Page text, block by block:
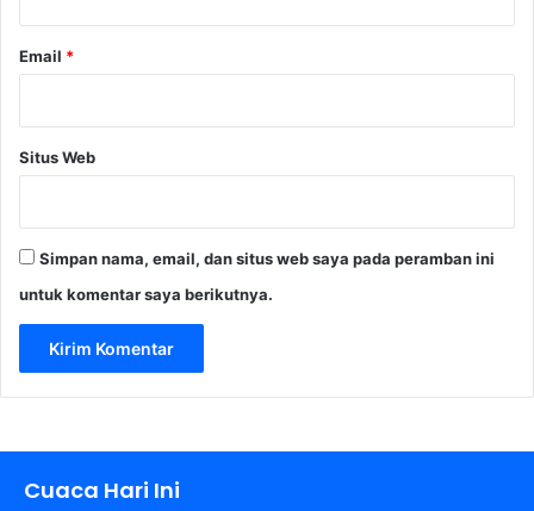
Email *
Situs Web
Simpan nama, email, dan situs web saya pada peramban ini
untuk komentar saya berikutnya.
Cuaca Hari Ini